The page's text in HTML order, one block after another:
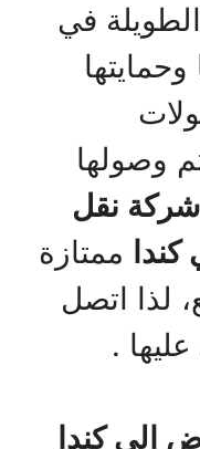
الطويلة في
وصولها
شركة نقل
ممتازة
لذا اتصل
.
الى كندا